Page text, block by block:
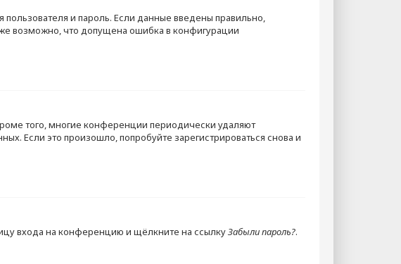
и пароль. Если данные введены правильно,
возможно, что допущена ошибка в конфигурации
того, многие конференции периодически удаляют
Если это произошло, попробуйте зарегистрироваться снова и
входа на конференцию и щёлкните на ссылкуЗабыли пароль?.